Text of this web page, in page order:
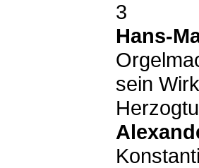
3
Hans-
sein